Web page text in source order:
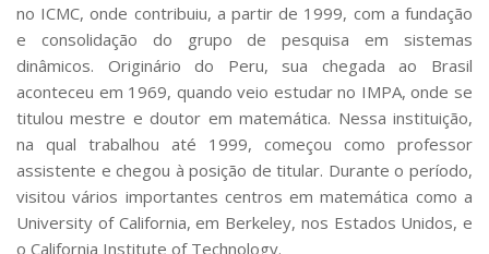
no ICMC, onde contribuiu, a partir de 1999, com a fundação
e consolidação do grupo de pesquisa em sistemas
dinâmicos. Originário do Peru, sua chegada ao Brasil
aconteceu em 1969, quando veio estudar no IMPA, onde se
titulou mestre e doutor em matemática. Nessa instituição,
na qual trabalhou até 1999, começou como professor
assistente e chegou à posição de titular. Durante o período,
visitou vários importantes centros em matemática como a
University of California, em Berkeley, nos Estados Unidos, e
o California Institute of Technology.